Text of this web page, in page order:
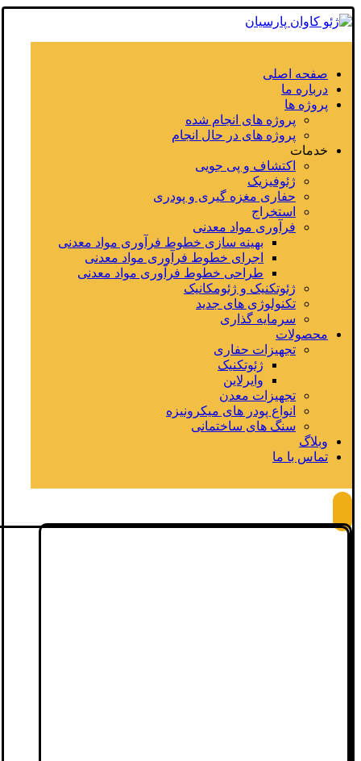
صفحه اصلی
درباره ما
پروژه ها
پروژه های انجام شده
پروژه های در حال انجام
خدمات
اکتشاف و پی جویی
ژئوفیزیک
حفاری مغزه گیری و پودری
استخراج
فرآوری مواد معدنی
بهینه سازی خطوط فرآوری مواد معدنی
اجرای خطوط فرآوری مواد معدنی
طراحی خطوط فرآوری مواد معدنی
ژئوتکنیک و ژئومکانیک
تکنولوژی های جدید
سرمایه گذاری
محصولات
تجهیزات حفاری
ژئوتکنیک
وایرلاین
تجهیزات معدن
انواع پودر های میکرونیزه
سنگ های ساختمانی
وبلاگ
تماس با ما